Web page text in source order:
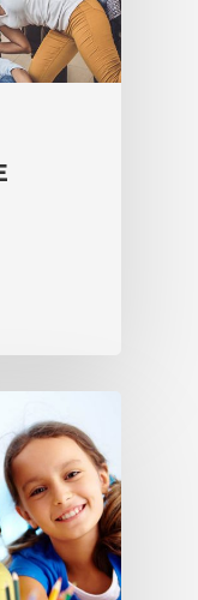
INGLESE PER
SUMMER
DI NOI
CON NOI